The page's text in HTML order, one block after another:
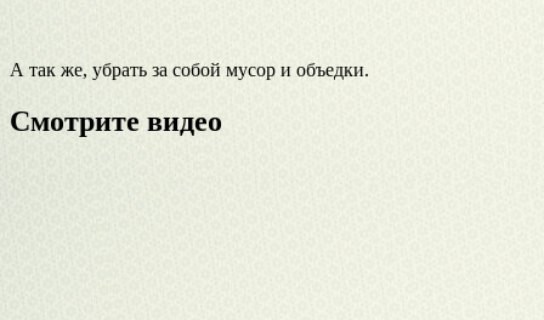
А так же, убрать за собой мусор и объедки.
Смотрите видео